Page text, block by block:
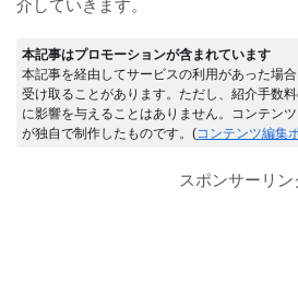
介していきます。
本記事はプロモーションが含まれています
本記事を経由してサービスの利用があった場
受け取ることがあります。ただし、紹介手数
に影響を与えることはありません。コンテン
が独自で制作したものです。(コンテンツ編集
スポンサーリン